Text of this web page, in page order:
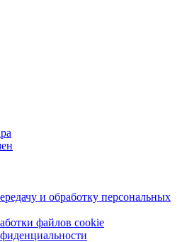
и обработку персональных
файлов cookie